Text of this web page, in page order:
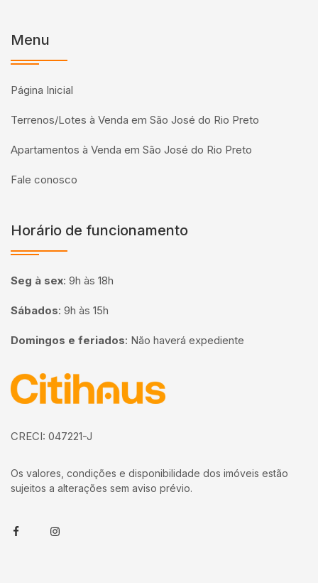
Menu
Página Inicial
Terrenos/Lotes à Venda em São José do Rio Preto
Apartamentos à Venda em São José do Rio Preto
Fale conosco
Horário de funcionamento
Seg à sex: 9h às 18h
Sábados: 9h às 15h
Domingos e feriados: Não haverá expediente
Página inicial
CRECI: 047221-J
Os valores, condições e disponibilidade dos imóveis estão
sujeitos a alterações sem aviso prévio.
FacebookInstagram